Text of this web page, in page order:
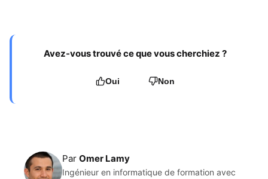
Avez-vous trouvé ce que vous cherchiez ?
Oui Non
Par Omer Lamy
Ingénieur en informatique de formation avec